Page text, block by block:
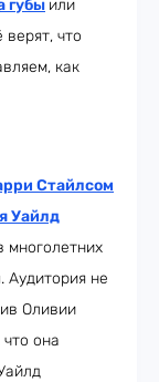
губы или
что
как
Стайлсом
Уайлд
многолетних
. Аудитория не
Оливии
она